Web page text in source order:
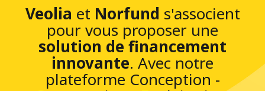
Veolia et Norfund s'associent
pour vous proposer une
solution de financement
innovante. Avec notre
plateforme Conception -